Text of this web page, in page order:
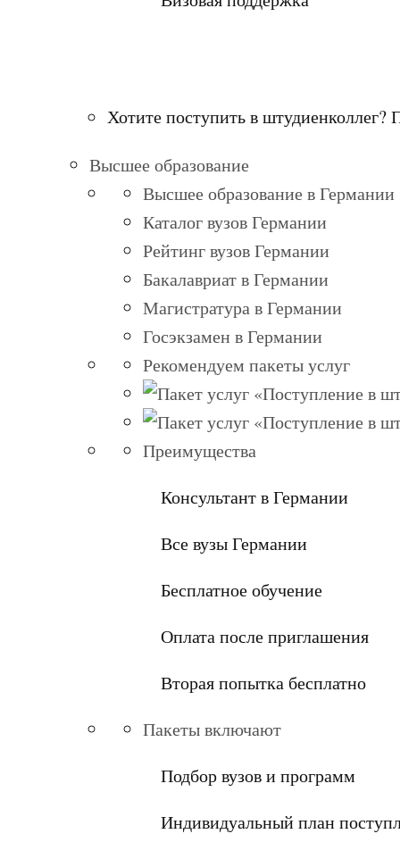
Хотите поступить в
Высшее образование
Высшее образование в Германии
Каталог вузов Германии
Рейтинг вузов Германии
Бакалавриат в Германии
Магистратура в Германии
Госэкзамен в Германии
Рекомендуем пакеты услуг
Преимущества
Консультант в Германии
Все вузы Германии
Бесплатное обучение
Оплата после приглашения
Вторая попытка бесплатно
Пакеты включают
Подбор вузов и программ
Индивидуальный план